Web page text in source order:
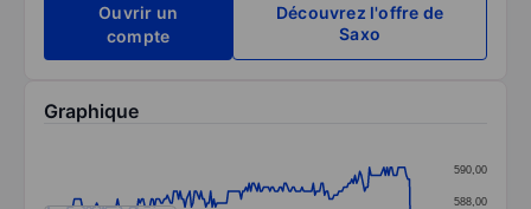
Ouvrir un
compte
Découvrez l'offre de
Saxo
Graphique
Line chart with 253 data points.
588,00
590,00